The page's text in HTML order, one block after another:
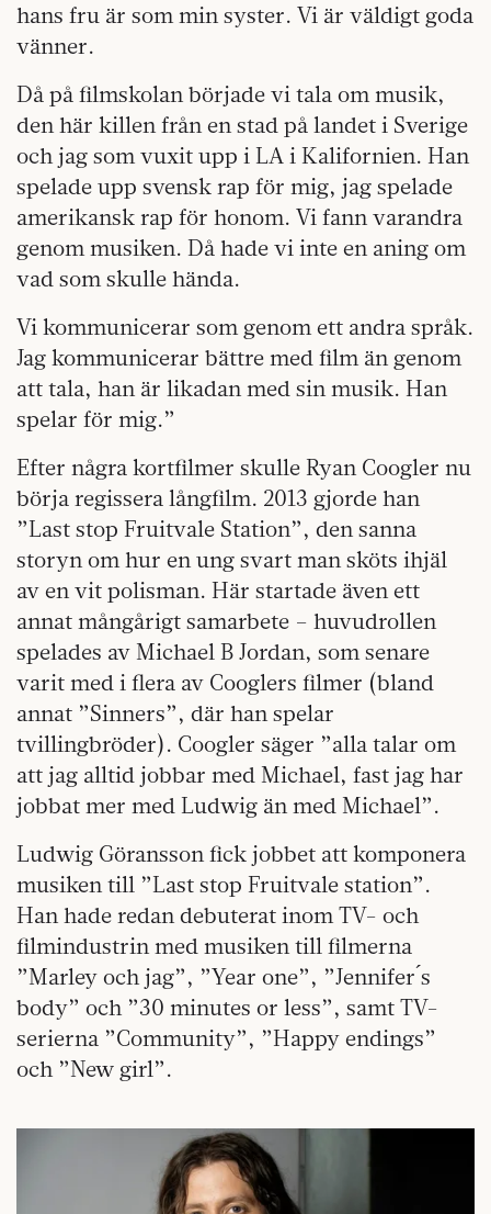
hans fru är som min syster. Vi är väldigt goda
vänner.
Då på filmskolan började vi tala om musik,
den här killen från en stad på landet i Sverige
och jag som vuxit upp i LA i Kalifornien. Han
spelade upp svensk rap för mig, jag spelade
amerikansk rap för honom. Vi fann varandra
genom musiken. Då hade vi inte en aning om
vad som skulle hända.
Vi kommunicerar som genom ett andra språk.
Jag kommunicerar bättre med film än genom
att tala, han är likadan med sin musik. Han
spelar för mig.”
Efter några kortfilmer skulle Ryan Coogler nu
börja regissera långfilm. 2013 gjorde han
”Last stop Fruitvale Station”, den sanna
storyn om hur en ung svart man sköts ihjäl
av en vit polisman. Här startade även ett
annat mångårigt samarbete – huvudrollen
spelades av Michael B Jordan, som senare
varit med i flera av Cooglers filmer (bland
annat ”Sinners”, där han spelar
tvillingbröder). Coogler säger ”alla talar om
att jag alltid jobbar med Michael, fast jag har
jobbat mer med Ludwig än med Michael”.
Ludwig Göransson fick jobbet att komponera
musiken till ”Last stop Fruitvale station”.
Han hade redan debuterat inom TV- och
filmindustrin med musiken till filmerna
”Marley och jag”, ”Year one”, ”Jennifer ́s
body” och ”30 minutes or less”, samt TV-
serierna ”Community”, ”Happy endings”
och ”New girl”.